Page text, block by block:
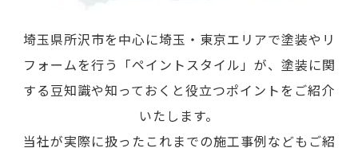
埼玉県所沢市を中心に埼玉・東京エリアで塗装やリ
フォームを行う「ペイントスタイル」が、 塗装に関
する豆知識や知っておくと役立つポイントをご紹介
いたします。
当社が実際に扱ったこれまでの施工事例などもご紹